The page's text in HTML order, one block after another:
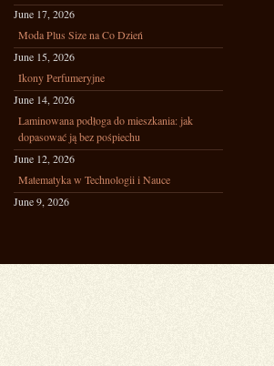
June 17, 2026
Moda Plus Size na Co Dzień
June 15, 2026
Ikony Perfumeryjne
June 14, 2026
Laminowana podłoga do mieszkania: jak
dopasować ją bez pośpiechu
June 12, 2026
Matematyka w Technologii i Nauce
June 9, 2026